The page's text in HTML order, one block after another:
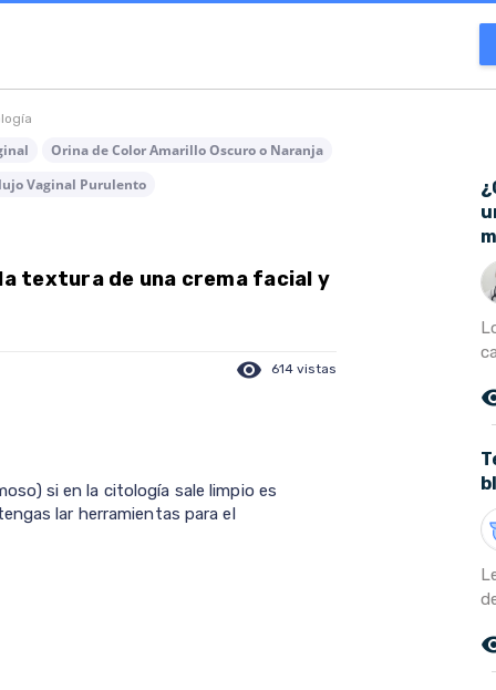
Orina de Color Amarillo Oscuro o Naranja
Vaginal Purulento
textura de una crema facial y
visibility 614 vistas
si en la citología sale limpio es
lar herramientas para el